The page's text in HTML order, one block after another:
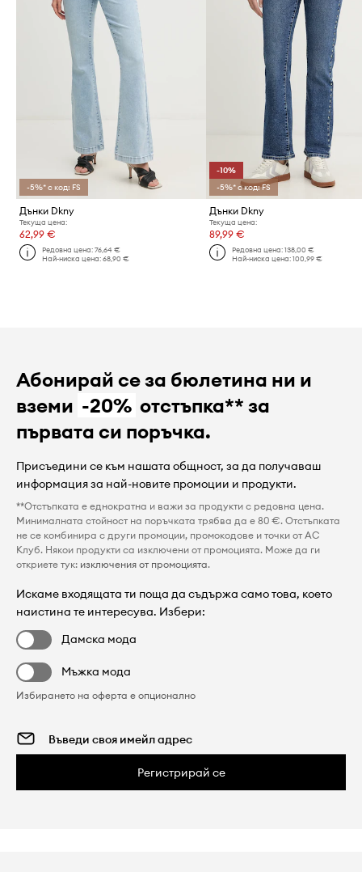
-5%* с код: FS
Дънки Dkny
Текуща цена:
62,99 €
Редовна цена:76,64 €
Най-ниска цена:68,90 €
-10%
-5%* с код: FS
Дънки Dkny
Текуща цена:
89,99 €
Редовна цена: 138,00 €
Най-ниска цена: 100,99 €
Абонирай се за бюлетина ни и
вземи -20% отстъпка** за
първата си поръчка.
Присъедини се към нашата общност, за да получаваш
информация за най-новите промоции и продукти.
**Отстъпката е еднократна и важи за продукти с редовна цена.
Минималната стойност на поръчката трябва да е 80 €. Отстъпката
не се комбинира с други промоции, промокодове и точки от AC
Клуб. Някои продукти са изключени от промоцията. Може да ги
откриете тук: изключения от промоцията.
Искаме входящата ти поща да съдържа само това, което
наистина те интересува. Избери:
Дамска мода
Мъжка мода
Избирането на оферта е опционално
Регистрирай се